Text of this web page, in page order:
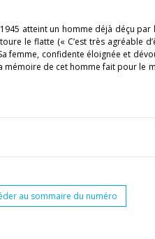
atteint un homme déjà déçu
le flatte (« C’est très agréable
femme, confidente éloignée et
de cet homme fait pour le
au sommaire du numéro